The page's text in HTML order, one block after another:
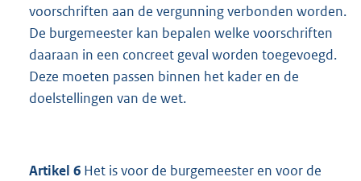
voorschriften aan de vergunning verbonden worden.
De burgemeester kan bepalen welke voorschriften
daaraan in een concreet geval worden toegevoegd.
Deze moeten passen binnen het kader en de
doelstellingen van de wet.
Artikel 6 Het is voor de burgemeester en voor de